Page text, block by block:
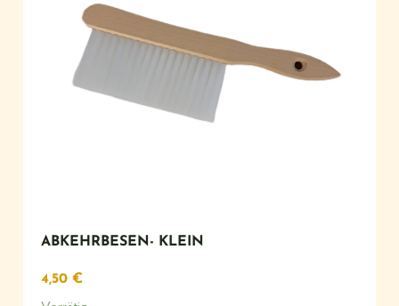
ABKEHRBESEN- KLEIN
4,50 €